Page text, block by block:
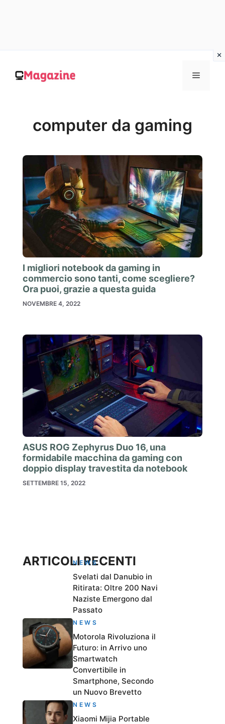
contenuto
MENU
computer da gaming
I migliori notebook da gaming in
commercio sono tanti, come scegliere?
Ora puoi, grazie a questa guida
NOVEMBRE 4, 2022
ASUS ROG Zephyrus Duo 16, una
formidabile macchina da gaming con
doppio display travestita da notebook
SETTEMBRE 15, 2022
ARTICOLI RECENTI
NEWS
Svelati dal Danubio in
Ritirata: Oltre 200 Navi
Naziste Emergono dal
Passato
NEWS
Motorola Rivoluziona il
Futuro: in Arrivo uno
Smartwatch
Convertibile in
Smartphone, Secondo
un Nuovo Brevetto
NEWS
Xiaomi Mijia Portable